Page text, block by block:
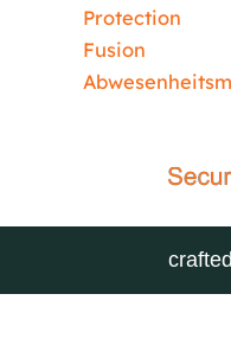
Protection
Fusion